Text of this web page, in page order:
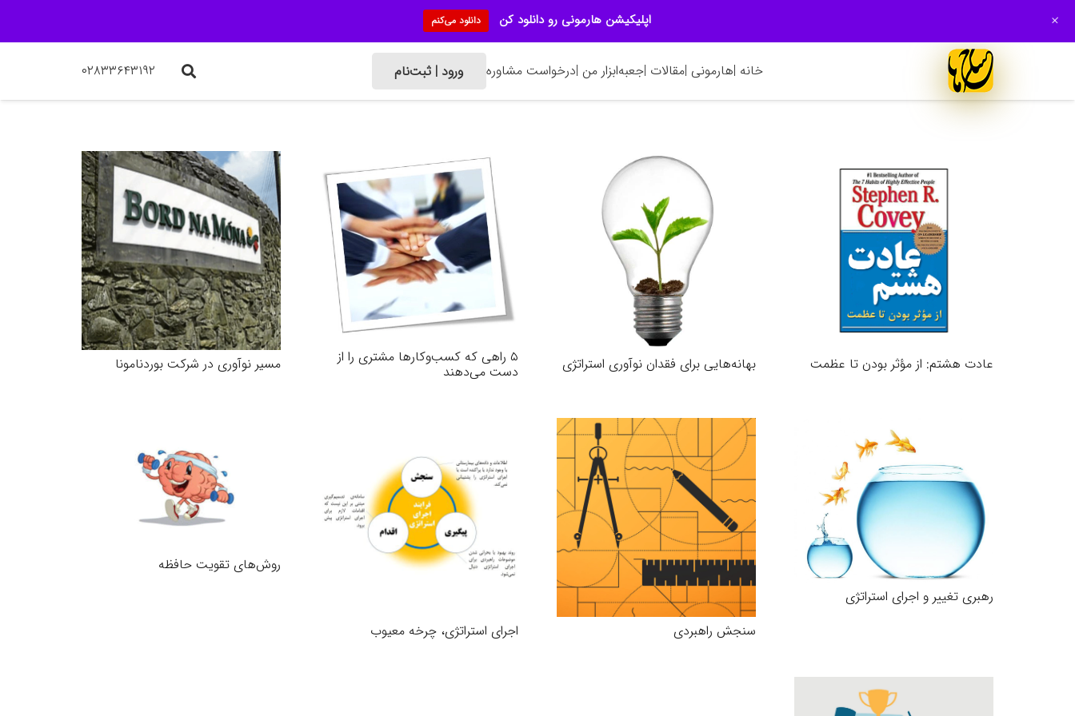
خانه |هارمونی |مقالات |جعبه‌ابزار من |درخواست مشاوره ورود | ثبت‌نام ۰۲۸۳۳۶۴۳۱۹۲
عادت هشتم: از مؤثر بودن تا عظمت بهانه‌هایی برای فقدان نوآوری استراتژی ۵ راهی که کسب‌وکارها مشتری را از
دست می‌دهند مسیر نوآوری در شرکت بوردنامونا
رهبری تغییر و اجرای استراتژی
سنجش راهبردی
اجرای استراتژی، چرخه معيوب
روش‌های تقویت حافظه
اپلیکیشن هارمونی رو دانلود کن دانلود می‌کنم +